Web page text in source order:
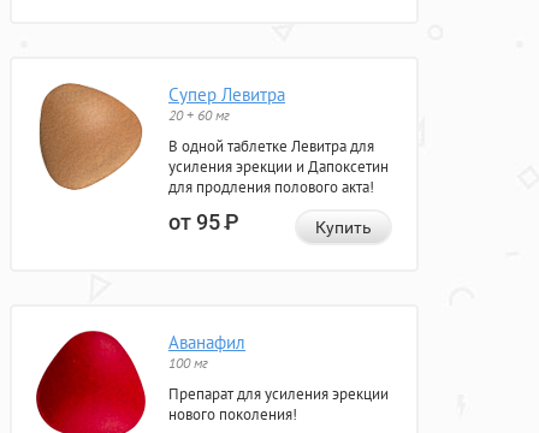
Супер Левитра
20 + 60 мг
В одной таблетке Левитра для
усиления эрекции и Дапоксетин
для продления полового акта!
от 95Р Купить
Аванафил
100 мг
Препарат для усиления эрекции
нового поколения!